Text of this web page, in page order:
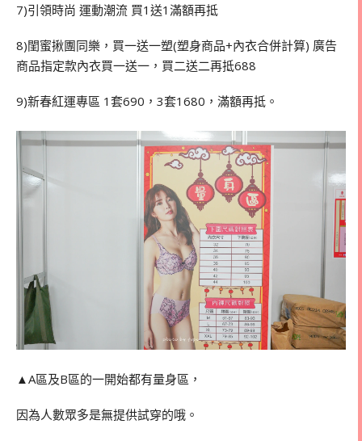
7)引領時尚 運動潮流 買1送1滿額再抵
8)閨蜜揪團同樂，買一送一塑(塑身商品+內衣合併計算) 廣告
商品指定款內衣買一送一，買二送二再抵688
9)新春紅運專區 1套690，3套1680，滿額再抵。
▲A區及B區的一開始都有量身區，
因為人數眾多是無提供試穿的哦。